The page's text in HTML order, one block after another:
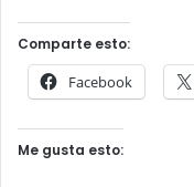
Comparte esto:
Facebook
Me gusta esto: